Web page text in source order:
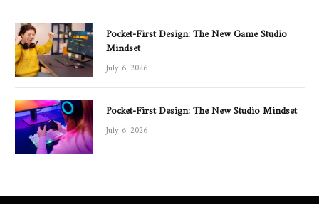
Pocket-First Design: The New Game Studio
Mindset
July 6, 2026
Pocket-First Design: The New Studio Mindset
July 6, 2026